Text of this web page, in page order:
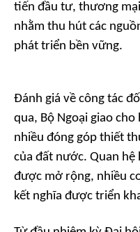
tiến đầu tư, thương
nhằm thu hút các
phát triển bền vững.
Đánh giá về công tác
qua, Bộ Ngoại giao
nhiều đóng góp thiết
của đất nước. Quan hệ
được mở rộng, nhiều
kết nghĩa được triển